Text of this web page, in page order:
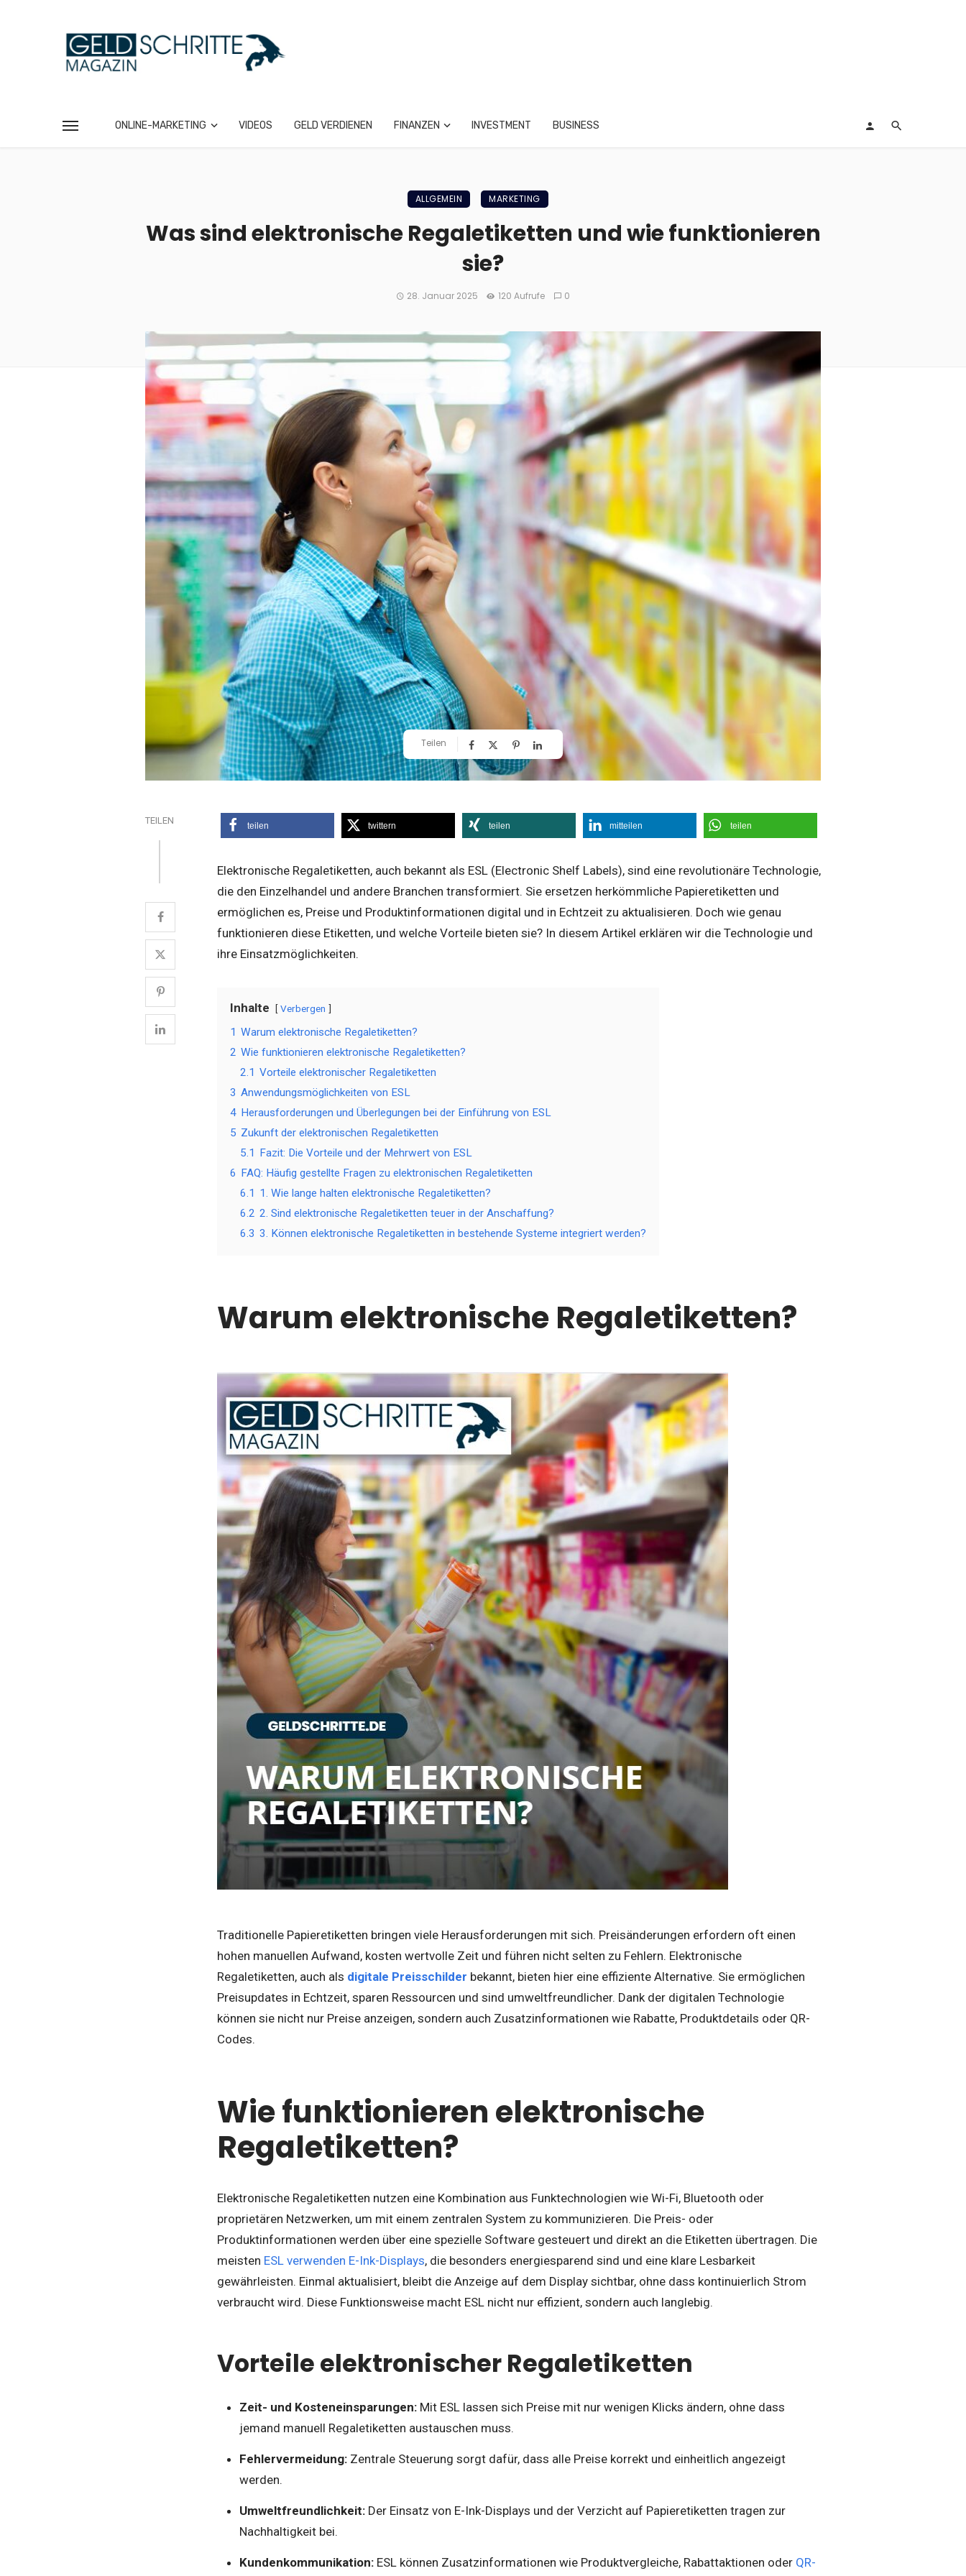
ONLINE-MARKETING VIDEOS GELD VERDIENEN FINANZEN INVESTMENT BUSINESS
ALLGEMEIN MARKETING
Was sind elektronische Regaletiketten und wie funktionieren
sie?
28. Januar 2025 120 Aufrufe 0
Teilen
TEILEN teilen twittern teilen mitteilen teilen
Elektronische Regaletiketten, auch bekannt als ESL (Electronic Shelf Labels), sind eine revolutionäre Technologie,
die den Einzelhandel und andere Branchen transformiert. Sie ersetzen herkömmliche Papieretiketten und
ermöglichen es, Preise und Produktinformationen digital und in Echtzeit zu aktualisieren. Doch wie genau
funktionieren diese Etiketten, und welche Vorteile bieten sie? In diesem Artikel erklären wir die Technologie und
ihre Einsatzmöglichkeiten.
Inhalte Verbergen
1 Warum elektronische Regaletiketten?
2 Wie funktionieren elektronische Regaletiketten?
2.1 Vorteile elektronischer Regaletiketten
3 Anwendungsmöglichkeiten von ESL
4 Herausforderungen und Überlegungen bei der Einführung von ESL
5 Zukunft der elektronischen Regaletiketten
5.1 Fazit: Die Vorteile und der Mehrwert von ESL
6 FAQ: Häufig gestellte Fragen zu elektronischen Regaletiketten
6.1 1. Wie lange halten elektronische Regaletiketten?
6.2 2. Sind elektronische Regaletiketten teuer in der Anschaffung?
6.3 3. Können elektronische Regaletiketten in bestehende Systeme integriert werden?
Warum elektronische Regaletiketten?
Traditionelle Papieretiketten bringen viele Herausforderungen mit sich. Preisänderungen erfordern oft einen
hohen manuellen Aufwand, kosten wertvolle Zeit und führen nicht selten zu Fehlern. Elektronische
Regaletiketten, auch als digitale Preisschilder bekannt, bieten hier eine effiziente Alternative. Sie ermöglichen
Preisupdates in Echtzeit, sparen Ressourcen und sind umweltfreundlicher. Dank der digitalen Technologie
können sie nicht nur Preise anzeigen, sondern auch Zusatzinformationen wie Rabatte, Produktdetails oder QR-
Codes.
Wie funktionieren elektronische
Regaletiketten?
Elektronische Regaletiketten nutzen eine Kombination aus Funktechnologien wie Wi-Fi, Bluetooth oder
proprietären Netzwerken, um mit einem zentralen System zu kommunizieren. Die Preis- oder
Produktinformationen werden über eine spezielle Software gesteuert und direkt an die Etiketten übertragen. Die
meisten ESL verwenden E-Ink-Displays, die besonders energiesparend sind und eine klare Lesbarkeit
gewährleisten. Einmal aktualisiert, bleibt die Anzeige auf dem Display sichtbar, ohne dass kontinuierlich Strom
verbraucht wird. Diese Funktionsweise macht ESL nicht nur effizient, sondern auch langlebig.
Vorteile elektronischer Regaletiketten
Zeit- und Kosteneinsparungen:Mit ESL lassen sich Preise mit nur wenigen Klicks ändern, ohne dass
jemand manuell Regaletiketten austauschen muss.
Fehlervermeidung:Zentrale Steuerung sorgt dafür, dass alle Preise korrekt und einheitlich angezeigt
werden.
Umweltfreundlichkeit:Der Einsatz von E-Ink-Displays und der Verzicht auf Papieretiketten tragen zur
Nachhaltigkeit bei.
Kundenkommunikation:ESL können Zusatzinformationen wie Produktvergleiche, Rabattaktionen oder QR-